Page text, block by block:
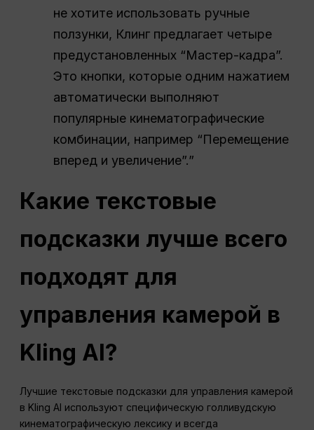
не хотите использовать ручные
ползунки, Клинг предлагает четыре
предустановленных “Мастер-кадра”.
Это кнопки, которые одним нажатием
автоматически выполняют
популярные кинематографические
комбинации, например “Перемещение
вперед и увеличение”.”
Какие текстовые
подсказки лучше всего
подходят для
управления камерой в
Kling AI?
Лучшие текстовые подсказки для управления камерой
в Kling AI используют специфическую голливудскую
кинематографическую лексику и всегда